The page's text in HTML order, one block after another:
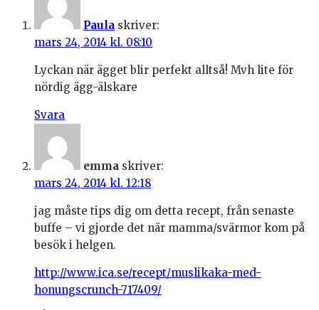
Paula skriver:
mars 24, 2014 kl. 08:10
Lyckan när ägget blir perfekt alltså! Mvh lite för
nördig ägg-älskare
Svara
emma skriver:
mars 24, 2014 kl. 12:18
jag måste tips dig om detta recept, från senaste
buffe – vi gjorde det när mamma/svärmor kom på
besök i helgen.
http://www.ica.se/recept/muslikaka-med-
honungscrunch-717409/